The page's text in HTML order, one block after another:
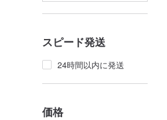
スピード発送
24時間以内に発送
価格